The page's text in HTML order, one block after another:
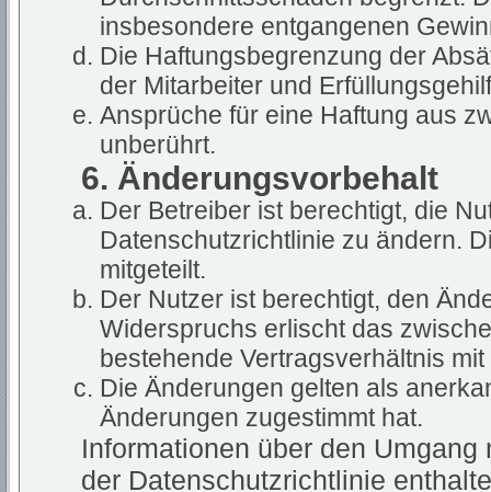
insbesondere entgangenen
Die Haftungsbegrenzung der
der Mitarbeiter und
Ansprüche für eine Haftung aus
unberührt.
6. Änderungsvorbehalt
Der Betreiber ist berechtigt, die
Datenschutzrichtlinie zu ändern.
mitgeteilt.
Der Nutzer ist berechtigt, den
Widerspruchs erlischt das
bestehende Vertragsverhältnis
Die Änderungen gelten als
Änderungen zugestimmt hat.
Informationen über den
der Datenschutzrichtlinie